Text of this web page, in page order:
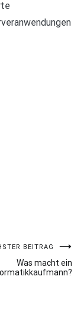
BEITRAG
Was macht ein